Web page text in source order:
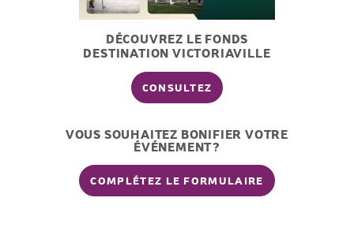
DÉCOUVREZ LE FONDS
DESTINATION VICTORIAVILLE
CONSULTEZ
VOUS SOUHAITEZ BONIFIER VOTRE
ÉVÉNEMENT?
COMPLÉTEZ LE FORMULAIRE